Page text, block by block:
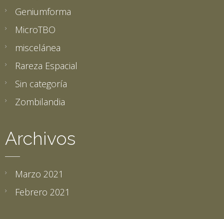
Geniumforma
MicroTBO
miscelánea
Rareza Espacial
Sin categoría
Zombilandia
Archivos
Marzo 2021
Febrero 2021